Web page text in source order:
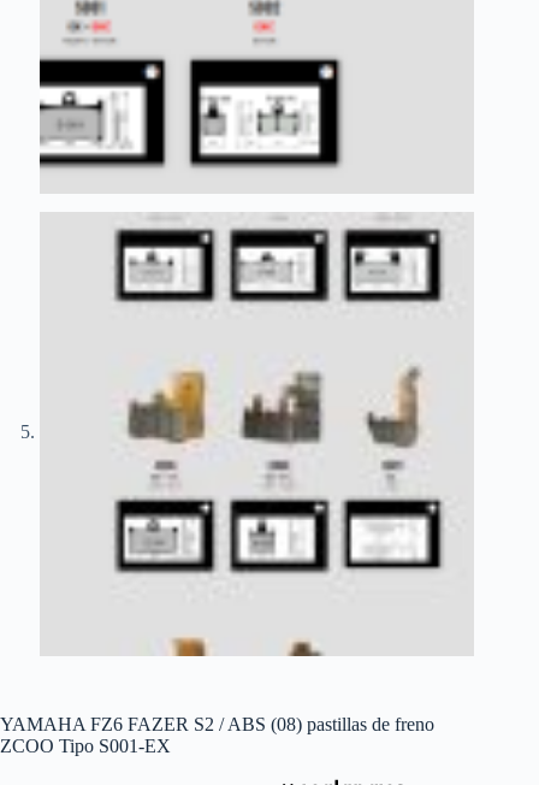
YAMAHA FZ6 FAZER S2 / ABS (08) pastillas de freno
ZCOO Tipo S001-EX